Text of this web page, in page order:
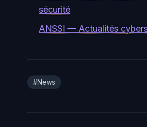
sécurité
ANSSI — Actualités
#News